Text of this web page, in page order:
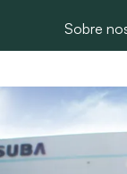
Sobre